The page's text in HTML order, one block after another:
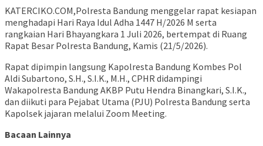
KATERCIKO.COM,Polresta Bandung menggelar rapat kesiapan
menghadapi Hari Raya Idul Adha 1447 H/2026 M serta
rangkaian Hari Bhayangkara 1 Juli 2026, bertempat di Ruang
Rapat Besar Polresta Bandung, Kamis (21/5/2026).
Rapat dipimpin langsung Kapolresta Bandung Kombes Pol
Aldi Subartono, S.H., S.I.K., M.H., CPHR didampingi
Wakapolresta Bandung AKBP Putu Hendra Binangkari, S.I.K.,
dan diikuti para Pejabat Utama (PJU) Polresta Bandung serta
Kapolsek jajaran melalui Zoom Meeting.
Bacaan Lainnya